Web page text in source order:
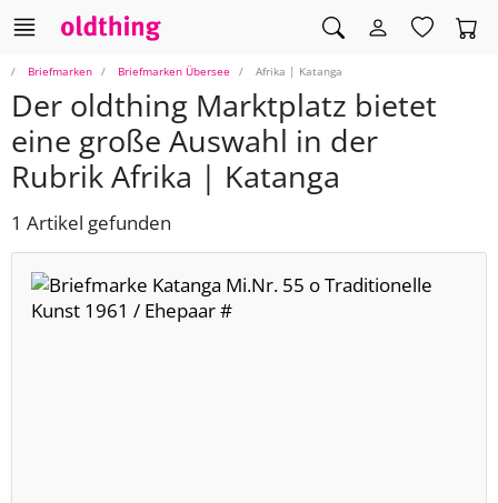
Briefmarken Briefmarken Übersee Afrika | Katanga
Der oldthing Marktplatz bietet
eine große Auswahl in der
Rubrik Afrika | Katanga
1 Artikel gefunden